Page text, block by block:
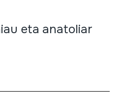
eta anatoliar